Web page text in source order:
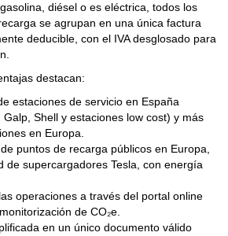
diésel o es eléctrica, todos los
se agrupan en una única factura
deducible, con el IVA desglosado para
destacan:
estaciones de servicio en España
Shell y estaciones low cost) y más
en Europa.
puntos de recarga públicos en Europa,
de supercargadores Tesla, con energía
operaciones a través del portal online
de CO₂e.
en un único documento válido